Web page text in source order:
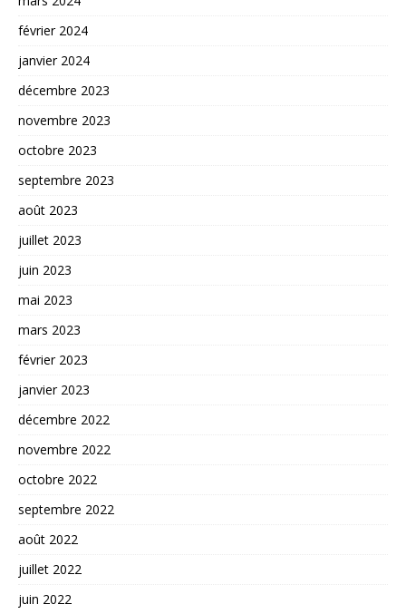
février 2024
janvier 2024
décembre 2023
novembre 2023
octobre 2023
septembre 2023
août 2023
juillet 2023
juin 2023
mai 2023
mars 2023
février 2023
janvier 2023
décembre 2022
novembre 2022
octobre 2022
septembre 2022
août 2022
juillet 2022
juin 2022